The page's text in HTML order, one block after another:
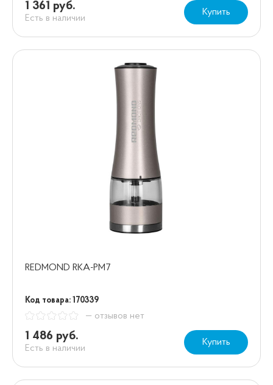
1 361 руб.
Есть в наличии
Купить
REDMOND RKA-PM7
Код товара: 170339
— отзывов нет
1 486 руб.
Есть в наличии
Купить